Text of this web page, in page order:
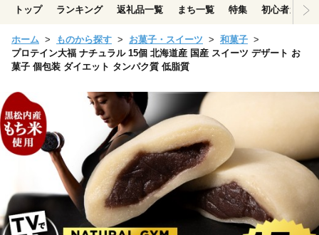
トップ ランキング 返礼品一覧 まち一覧 特集 初心者ガイド
ホーム ものから探す お菓子・スイーツ
和菓子
プロテイン大福 ナチュラル 15個 北海道産 国産 スイーツ デザート お
菓子 個包装 ダイエット タンパク質 低脂質